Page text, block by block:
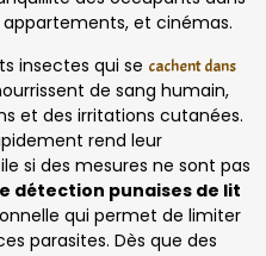
appartements, et cinémas.
insectes qui se cachent dans
de sang humain,
et des irritations cutanées.
rend leur
si des mesures ne sont pas
détection punaises de lit
qui permet de limiter
parasites. Dès que des